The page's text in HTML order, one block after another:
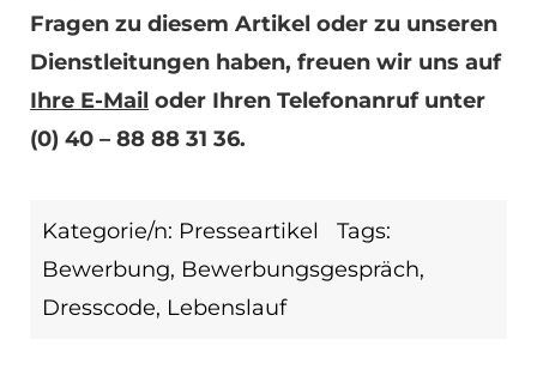
Fragen zu diesem Artikel oder zu unseren
Dienstleitungen haben, freuen wir uns auf
Ihre E-Mail oder Ihren Telefonanruf unter
(0) 40 – 88 88 31 36.
Kategorie/n: Presseartikel
Tags:
Bewerbung, Bewerbungsgespräch,
Dresscode, Lebenslauf